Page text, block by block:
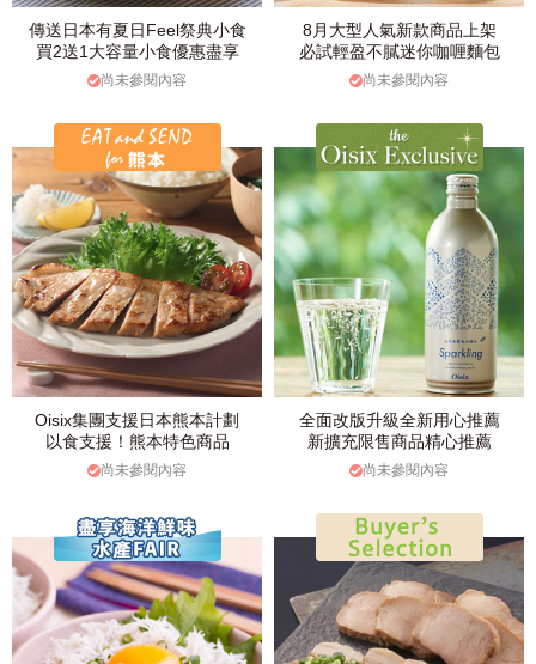
傳送日本有夏日Feel祭典小食
買2送1大容量小食優惠盡享
尚未參閱內容
8月大型人氣新款商品上架
必試輕盈不膩迷你咖喱麵包
尚未參閱內容
Oisix集團支援日本熊本計劃
以食支援！熊本特色商品
尚未參閱內容
全面改版升級全新用心推薦
新擴充限售商品精心推薦
尚未參閱內容